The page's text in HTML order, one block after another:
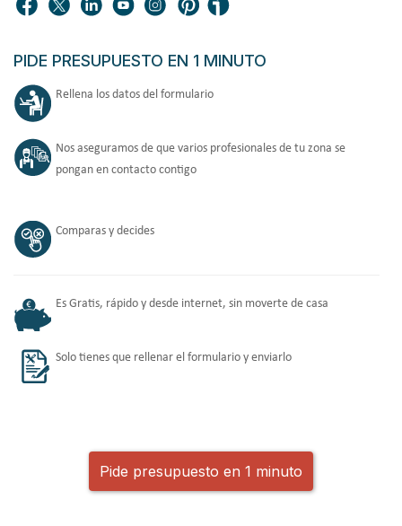
PIDE PRESUPUESTO EN 1 MINUTO
Rellena los datos del formulario
Nos aseguramos de que varios profesionales de tu zona se
pongan en contacto contigo
Comparas y decides
Es Gratis, rápido y desde internet, sin moverte de casa
Solo tienes que rellenar el formulario y enviarlo
Pide presupuesto en 1 minuto